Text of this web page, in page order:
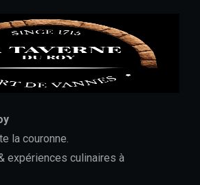
la couronne.
expériences culinaires à